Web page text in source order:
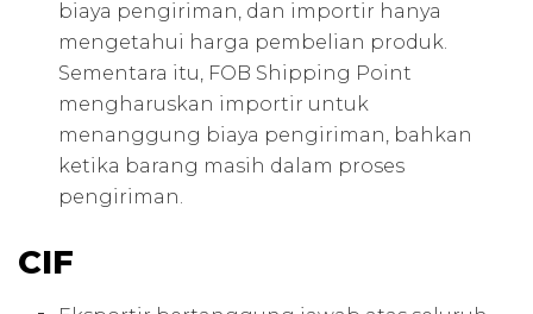
biaya pengiriman, dan importir hanya
mengetahui harga pembelian produk.
Sementara itu, FOB Shipping Point
mengharuskan importir untuk
menanggung biaya pengiriman, bahkan
ketika barang masih dalam proses
pengiriman.
CIF